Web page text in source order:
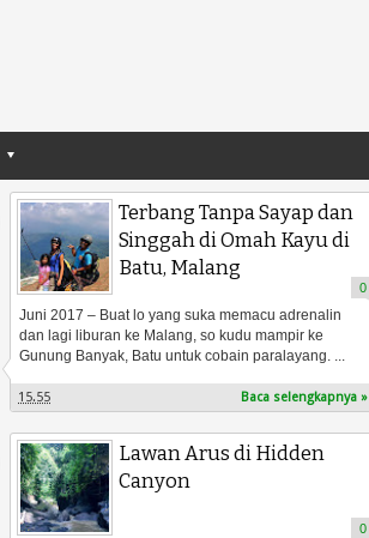
Terbang Tanpa Sayap dan
Singgah di Omah Kayu di
Batu, Malang
0
Juni 2017 – Buat lo yang suka memacu adrenalin
dan lagi liburan ke Malang, so kudu mampir ke
Gunung Banyak, Batu untuk cobain paralayang. ...
15.55 Baca selengkapnya »
Lawan Arus di Hidden
Canyon
0